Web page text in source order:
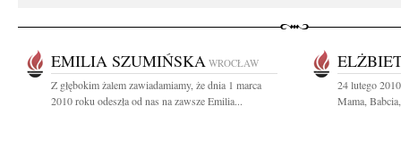
EMILIA SZUMIŃSKA WROCŁAW
Z głębokim żalem zawiadamiamy, że dnia 1 marca
2010 roku odeszła od nas na zawsze Emilia...
24 lutego
Mama,